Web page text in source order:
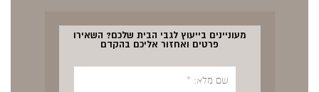
מעוניינים בייעוץ לגבי הבית שלכם? השאירו
פרטים ואחזור אליכם בהקדם